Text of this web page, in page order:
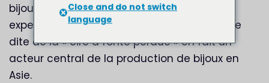
bijoux sur-mesure basée en Thaïlande. Son
expertise, particulièrement dans la méthode
dite de la « cire à fonte perdue » en fait un
acteur central de la production de bijoux en
Asie.
Close and do not switch
language